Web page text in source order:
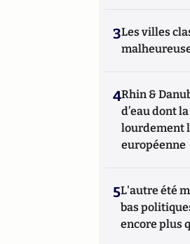
3Les villes
4Rhin &
d’eau dont
lourdement
européenne
5L'autre été
bas
encore plus